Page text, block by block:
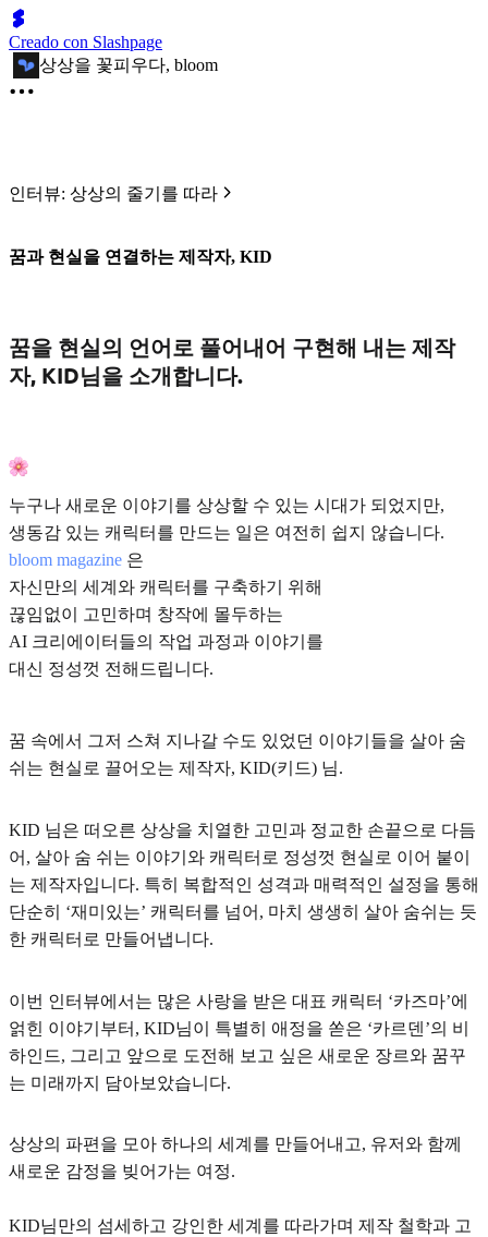
Creado con Slashpage
상상을 꽃피우다, bloom
인터뷰: 상상의 줄기를 따라
꿈과 현실을 연결하는 제작자, KID
꿈을 현실의 언어로 풀어내어 구현해 내는 제작
자, KID님을 소개합니다.
누구나 새로운 이야기를 상상할 수 있는 시대가 되었지만,
생동감 있는 캐릭터를 만드는 일은 여전히 쉽지 않습니다.
bloom magazine 은
자신만의 세계와 캐릭터를 구축하기 위해
끊임없이 고민하며 창작에 몰두하는
AI 크리에이터들의 작업 과정과 이야기를
대신 정성껏 전해드립니다.
꿈 속에서 그저 스쳐 지나갈 수도 있었던 이야기들을 살아 숨
쉬는 현실로 끌어오는 제작자, KID(키드) 님.
KID 님은 떠오른 상상을 치열한 고민과 정교한 손끝으로 다듬
어, 살아 숨 쉬는 이야기와 캐릭터로 정성껏 현실로 이어 붙이
는 제작자입니다. 특히 복합적인 성격과 매력적인 설정을 통해
단순히 ‘재미있는’ 캐릭터를 넘어, 마치 생생히 살아 숨쉬는 듯
한 캐릭터로 만들어냅니다.
이번 인터뷰에서는 많은 사랑을 받은 대표 캐릭터 ‘카즈마’에
얽힌 이야기부터, KID님이 특별히 애정을 쏟은 ‘카르덴’의 비
하인드, 그리고 앞으로 도전해 보고 싶은 새로운 장르와 꿈꾸
는 미래 까지 담아보았습니다.
상상의 파편을 모아 하나의 세계를 만들어내고, 유저와 함께
새로운 감정을 빚어가는 여정.
KID님만의 섬세하고 강인한 세계를 따라가며 제작 철학과 고